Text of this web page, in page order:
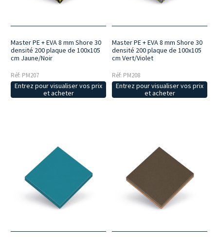
Master PE + EVA 8 mm Shore 30
densité 200 plaque de 100x105
cm Jaune/Noir
Réf: PM207
Entrez pour visualiser vos prix
et acheter
Master PE + EVA 8 mm Shore 30
densité 200 plaque de 100x105
cm Vert/Violet
Réf: PM208
Entrez pour visualiser vos prix
et acheter